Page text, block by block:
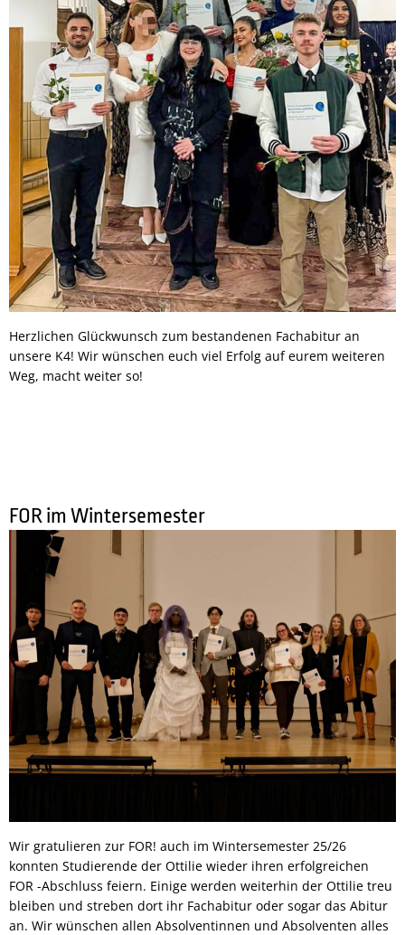
Herzlichen Glückwunsch zum bestandenen Fachabitur an
unsere K4! Wir wünschen euch viel Erfolg auf eurem weiteren
Weg, macht weiter so!
FOR im Wintersemester
Wir gratulieren zur FOR! auch im Wintersemester 25/26
konnten Studierende der Ottilie wieder ihren erfolgreichen
FOR -Abschluss feiern. Einige werden weiterhin der Ottilie treu
bleiben und streben dort ihr Fachabitur oder sogar das Abitur
an. Wir wünschen allen Absolventinnen und Absolventen alles